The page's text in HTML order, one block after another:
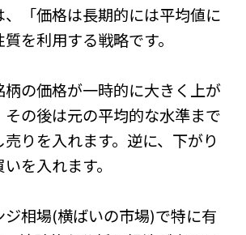
、「価格は長期的には平均値に
を利用する戦略です。
の価格が一時的に大きく上が
その後は元の平均的な水準まで
りを入れます。逆に、下がり
を入れます。
ジ相場(横ばいの市場)で特に有